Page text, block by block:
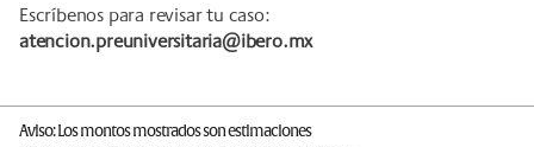
Escríbenos para revisar tu caso:
atencion.preuniversitaria@ibero.mx
Aviso: Los montos mostrados son estimaciones